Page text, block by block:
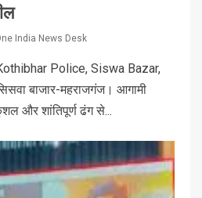
India News Desk
Police, Siswa Bazar,
बाजार-महराजगंज। आगामी
और शांतिपूर्ण ढंग से...